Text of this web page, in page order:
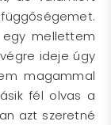
mellettem
ideje úgy
magammal
fél olvas a
azt szeretné